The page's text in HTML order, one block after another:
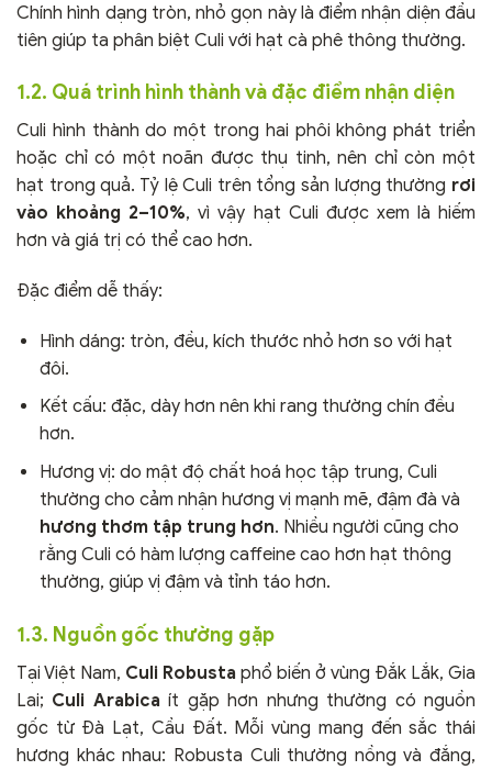
Chính hình dạng tròn, nhỏ gọn này là điểm nhận diện đầu
tiên giúp ta phân biệt Culi với hạt cà phê thông thường.
1.2. Quá trình hình thành và đặc điểm nhận diện
Culi hình thành do một trong hai phôi không phát triển
hoặc chỉ có một noãn được thụ tinh, nên chỉ còn một
hạt trong quả. Tỷ lệ Culi trên tổng sản lượng thường rơi
vào khoảng 2–10%, vì vậy hạt Culi được xem là hiếm
hơn và giá trị có thể cao hơn.
Đặc điểm dễ thấy:
Hình dáng: tròn, đều, kích thước nhỏ hơn so với hạt
đôi.
Kết cấu: đặc, dày hơn nên khi rang thường chín đều
hơn.
Hương vị: do mật độ chất hoá học tập trung, Culi
thường cho cảm nhận hương vị mạnh mẽ, đậm đà và
hương thơm tập trung hơn. Nhiều người cũng cho
rằng Culi có hàm lượng caffeine cao hơn hạt thông
thường, giúp vị đậm và tỉnh táo hơn.
1.3. Nguồn gốc thường gặp
Tại Việt Nam, Culi Robusta phổ biến ở vùng Đắk Lắk, Gia
Lai; Culi Arabica ít gặp hơn nhưng thường có nguồn
gốc từ Đà Lạt, Cầu Đất. Mỗi vùng mang đến sắc thái
hương khác nhau: Robusta Culi thường nồng và đắng,